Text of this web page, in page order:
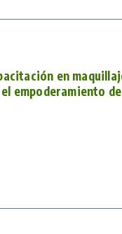
en
empoderamiento